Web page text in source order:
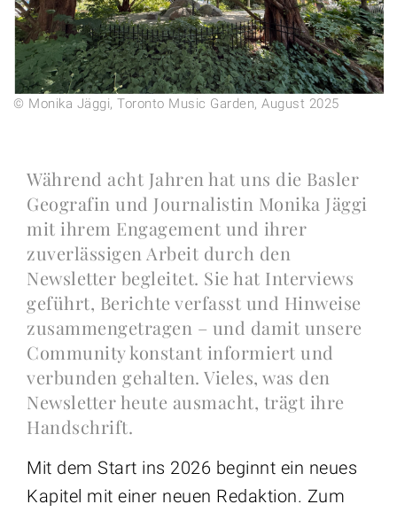
© Monika Jäggi, Toronto Music Garden, August 2025
Während acht Jahren hat uns die Basler
Geografin und Journalistin Monika Jäggi
mit ihrem Engagement und ihrer
zuverlässigen Arbeit durch den
Newsletter begleitet. Sie hat Interviews
geführt, Berichte verfasst und Hinweise
zusammengetragen – und damit unsere
Community konstant informiert und
verbunden gehalten. Vieles, was den
Newsletter heute ausmacht, trägt ihre
Handschrift.
Mit dem Start ins 2026 beginnt ein neues
Kapitel mit einer neuen Redaktion. Zum